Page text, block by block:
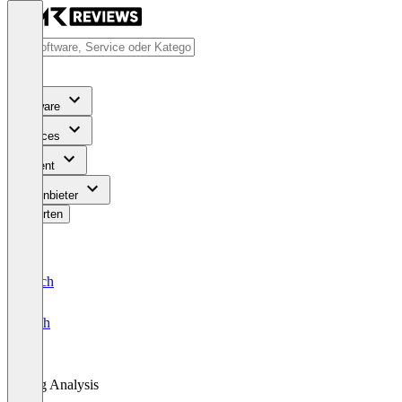
Software
Services
Content
Für Anbieter
Bewerten
Deutsch
English
Log Analysis